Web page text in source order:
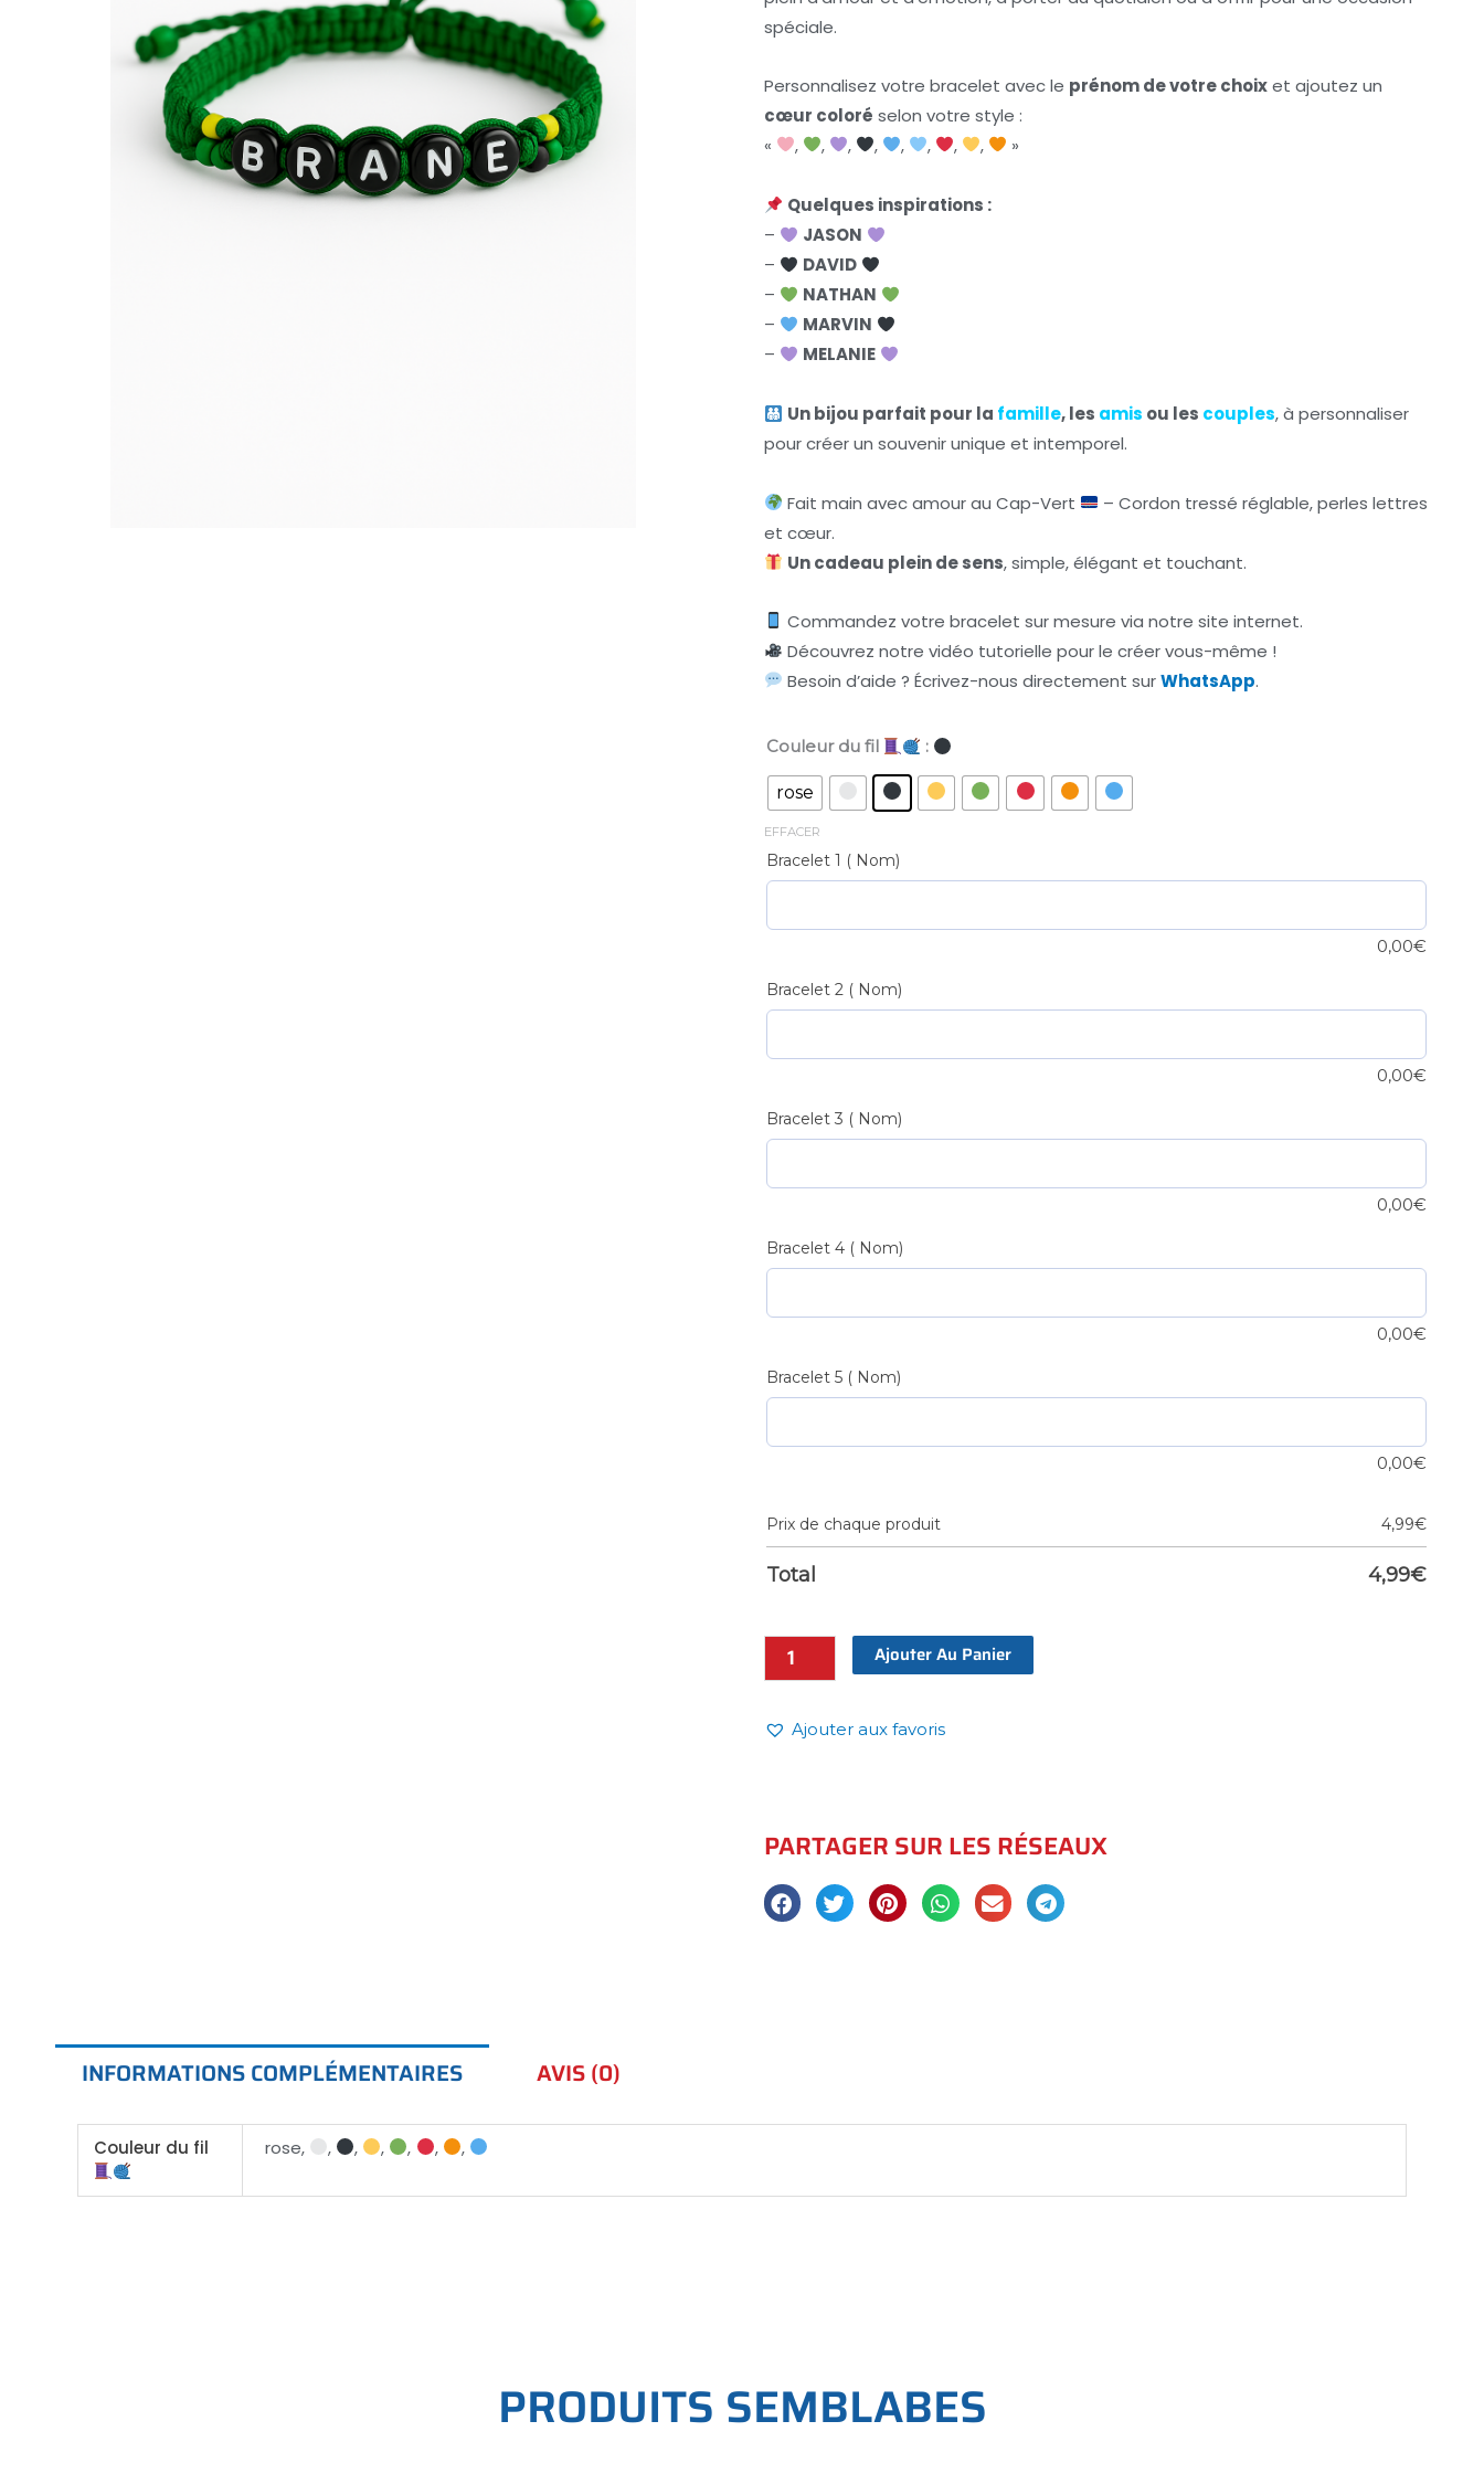
spéciale.
Personnalisez votre bracelet avec le prénom de votre choixet ajoutez un
cœur coloré selon votre style :
«
, , , , , , , , »
Quelques inspirations :
–
JASON
–
DAVID
–
NATHAN
–
MARVIN
–
MELANIE
Un bijou parfait pour la famille, les amis ou les couples, à personnaliser
pour créer un souvenir unique et intemporel.
Fait main avec amour au Cap-Vert
– Cordon tressé réglable, perles lettres
et cœur.
Un cadeau plein de sens, simple, élégant et touchant.
Commandez votre bracelet sur mesure via notre site internet.
Découvrez notre vidéo tutorielle pour le créer vous-même !
Besoin d’aide ? Écrivez-nous directement surWhatsApp.
Couleur du fil :
rose
EFFACER
Bracelet 1 ( Nom)
0,00€
Bracelet 2 ( Nom)
0,00€
Bracelet 3 ( Nom)
0,00€
Bracelet 4 ( Nom)
0,00€
Bracelet 5 ( Nom)
0,00€
Prix de chaque produit 4,99€
Total 4,99€
Personnalisé
Perles
Noires
Perles
quantité
Ajouter Au Panier
Ajouter aux favoris
PARTAGER SUR LES RÉSEAUX
INFORMATIONS COMPLÉMENTAIRES AVIS (0)
Couleur du fil rose, , , , , , ,
PRODUITS SEMBLABES